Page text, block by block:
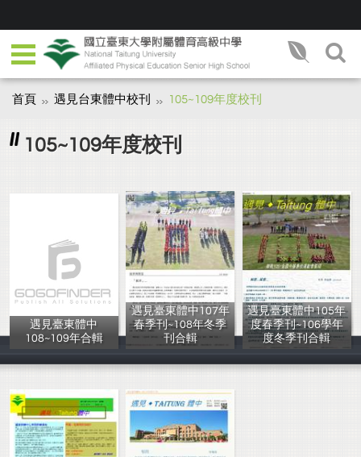
首頁 遇見台東體中校刊 105~109年度校刊
105~109年度校刊
遇見臺東體中
108~109年合輯
圖書館
遇見臺東體中107年
春季刊~108年冬季
刊合輯
圖書館
遇見臺東體中105年
度春季刊~106學年
度冬季刊合輯
圖書館